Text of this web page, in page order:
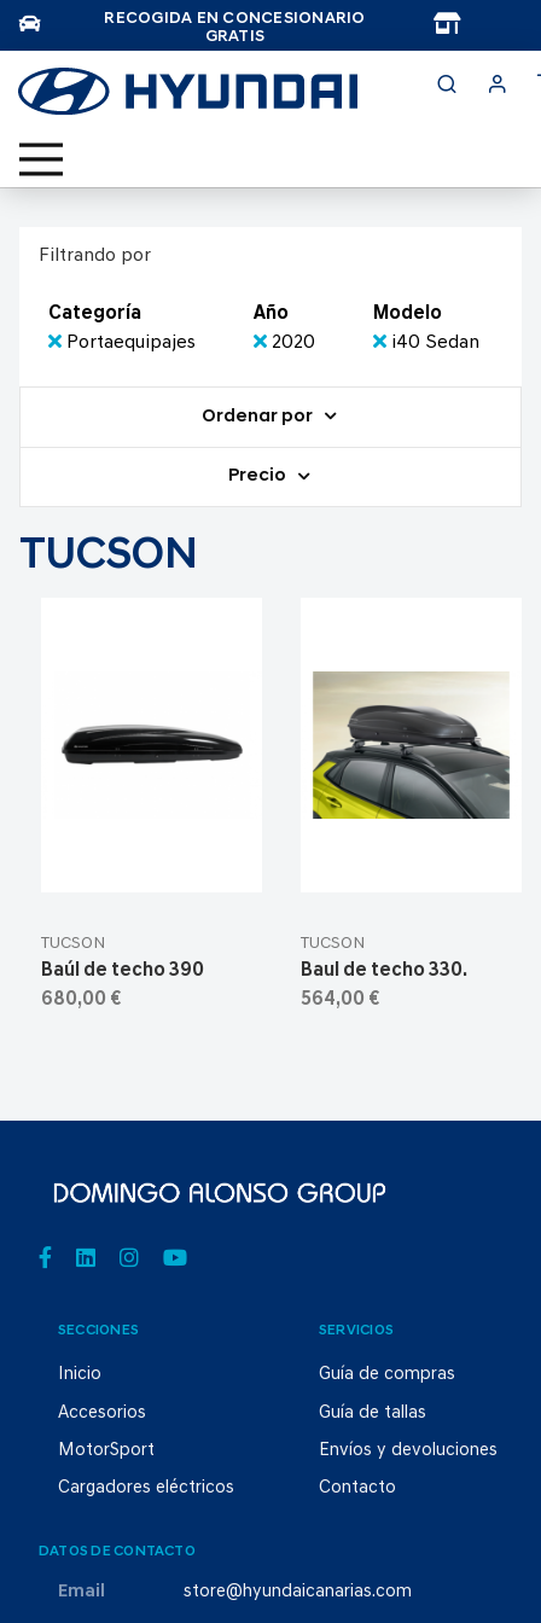
RECOGIDA EN CONCESIONARIO
GRATIS
Filtrando por
Categoría
Portaequipajes
Año
2020
Modelo
i40 Sedan
Ordenar por
Precio
TUCSON
TUCSON
Baúl de techo 390
680,00 €
TUCSON
Baul de techo 330.
564,00 €
SECCIONES
Inicio
Accesorios
MotorSport
Cargadores eléctricos
SERVICIOS
Guía de compras
Guía de tallas
Envíos y devoluciones
Contacto
DATOS DE CONTACTO
Email store@hyundaicanarias.com